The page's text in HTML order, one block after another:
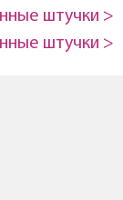
штучки >
штучки >